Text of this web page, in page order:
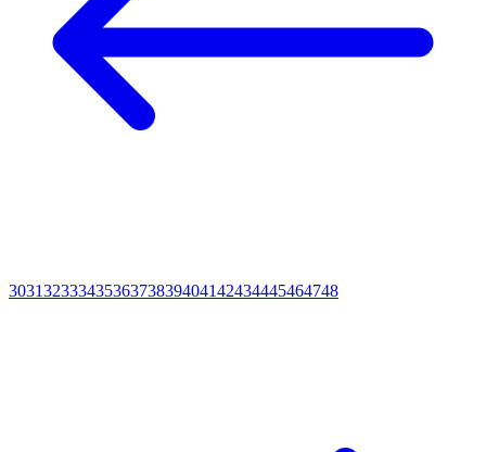
30313233343536373839404142434445464748